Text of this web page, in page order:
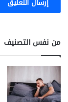
من نفس التصنيف